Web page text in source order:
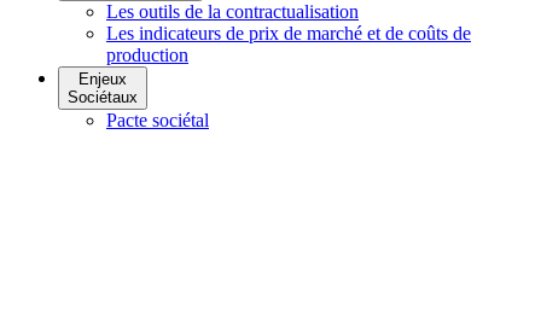
Les outils de la contractualisation
Les indicateurs de prix de marché et de coûts de
production
Enjeux
Sociétaux
Pacte sociétal